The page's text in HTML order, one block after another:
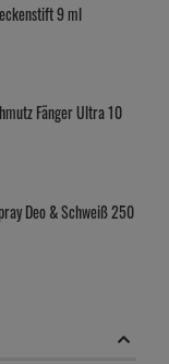
9 ml
Fänger Ultra 10
Deo & Schweiß 250